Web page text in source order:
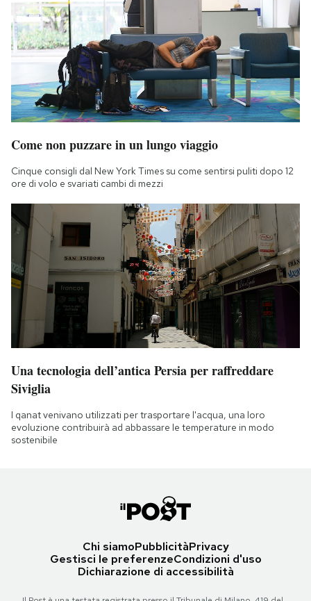
Come non puzzare in un lungo viaggio
Cinque consigli dal New York Times su come sentirsi puliti dopo 12
ore di volo e svariati cambi di mezzi
Una tecnologia dell’antica Persia per raffreddare
Siviglia
I qanat venivano utilizzati per trasportare l'acqua, una loro
evoluzione contribuirà ad abbassare le temperature in modo
sostenibile
Chi siamoPubblicitàPrivacy
Gestisci le preferenzeCondizioni d'uso
Dichiarazione di accessibilità